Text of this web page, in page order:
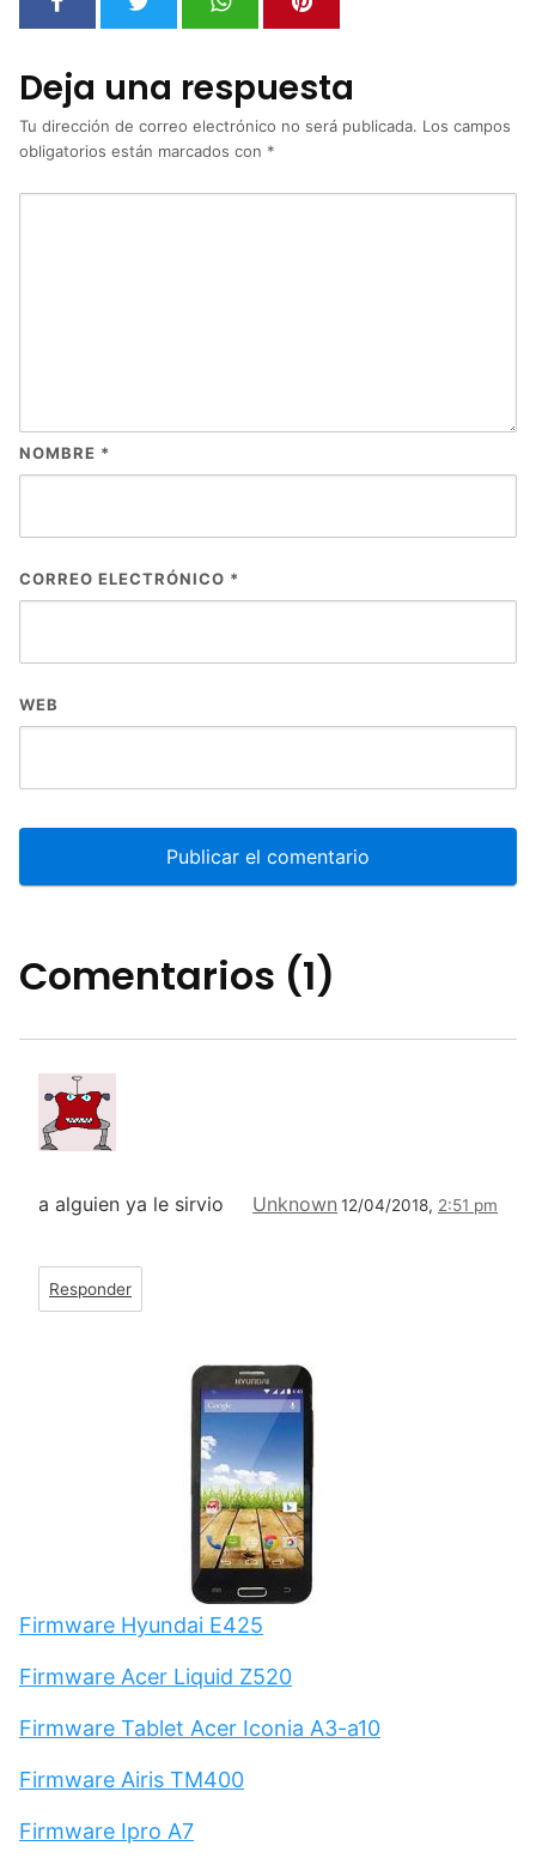
Deja una respuesta
Tu dirección de correo electrónico no será publicada. Los campos
obligatorios están marcados con *
NOMBRE *
CORREO ELECTRÓNICO *
WEB
Comentarios (1)
Unknown 12/04/2018, 2:51 pm
a alguien ya le sirvio
Responder
Firmware Hyundai E425
Firmware Acer Liquid Z520
Firmware Tablet Acer Iconia A3-a10
Firmware Airis TM400
Firmware Ipro A7